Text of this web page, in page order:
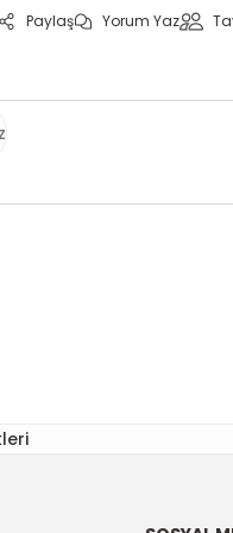
Paylaş Yorum Yaz